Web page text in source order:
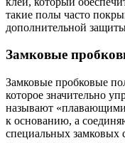
такие полы часто
дополнительной
Замковые
Замковые пробковые
которое значительно
называют
к основанию, а
специальных замковых